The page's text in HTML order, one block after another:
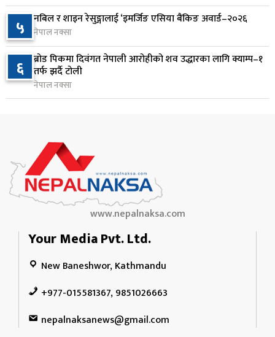
९
जन्मसिद्ध नागरिकता कडा बनाउने ट्रम्पको नयाँ प्रयास, दुई
कार्यकारी आदेश जारी
१० राप्रपाको निर्णय: बागमती प्रदेश सरकारमा सहभागी नहुने
१ दिन अघि
५ नबिल र शाइन रेसुङ्गालाई ‘इमर्जिङ एसिया बैंकिङ अवार्ड–२०२६
नेपाल नक्सा
६ ब्रोड पिकमा दिवंगत नेपाली आरोहीको शव उद्धारका लागि क्याम्प–१
तर्फ झर्दै टोली
नेपाल नक्सा
www.nepalnaksa.com
Your Media Pvt. Ltd.
New Baneshwor, Kathmandu
+977-015581367, 9851026663
nepalnaksanews@gmail.com